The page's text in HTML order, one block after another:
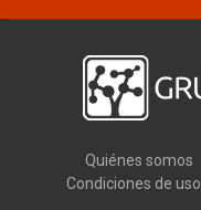
Quiénes somos
Condiciones de uso